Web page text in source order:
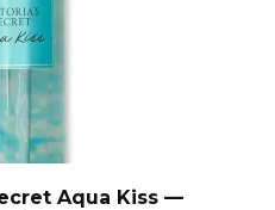
Aqua Kiss —